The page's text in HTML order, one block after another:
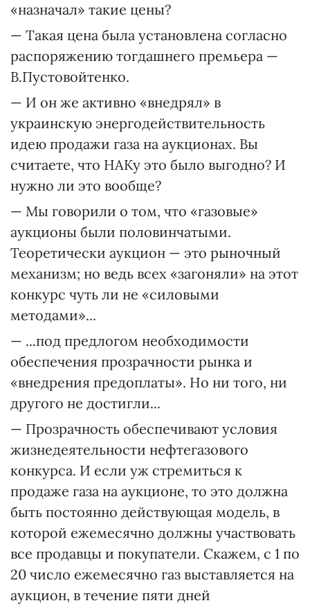
«назначал» такие цены?
— Такая цена была установлена согласно
распоряжению тогдашнего премьера —
В.Пустовойтенко.
— И он же активно «внедрял» в
украинскую энергодействительность
идею продажи газа на аукционах. Вы
считаете, что НАКу это было выгодно? И
нужно ли это вообще?
— Мы говорили о том, что «газовые»
аукционы были половинчатыми.
Теоретически аукцион — это рыночный
механизм; но ведь всех «загоняли» на этот
конкурс чуть ли не «силовыми
методами»...
— ...под предлогом необходимости
обеспечения прозрачности рынка и
«внедрения предоплаты». Но ни того, ни
другого не достигли...
— Прозрачность обеспечивают условия
жизнедеятельности нефтегазового
конкурса. И если уж стремиться к
продаже газа на аукционе, то это должна
быть постоянно действующая модель, в
которой ежемесячно должны участвовать
все продавцы и покупатели. Скажем, с 1 по
20 число ежемесячно газ выставляется на
аукцион, в течение пяти дней